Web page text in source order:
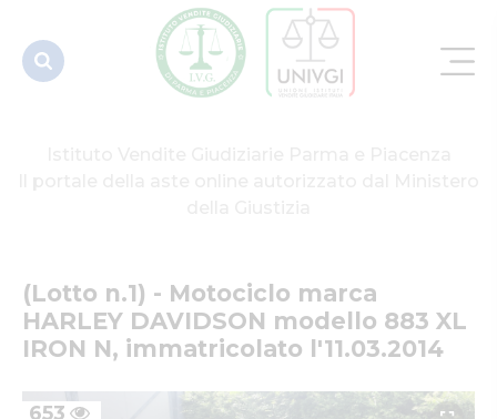
XL IRON N,
immatric...
(Lotto n.1) - Motociclo marca
HARLEY DAVIDSON modello 883 XL
IRON N, immatricolato l'11.03.2014
653